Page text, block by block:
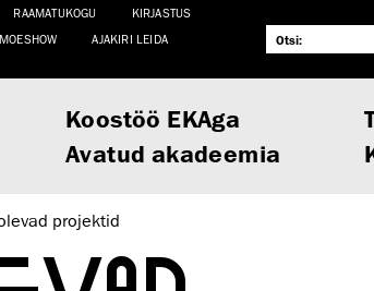
RAAMATUKOGU
KIRJASTUS
AJAKIRI LEIDA
Koostöö EKAga
Avatud akadeemia
projektid